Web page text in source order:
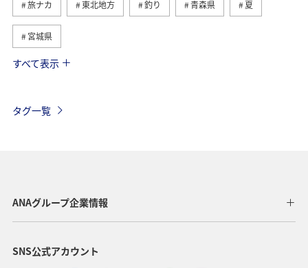
旅ナカ 東北地方 釣り 青森県 夏
宮城県
グルメ
長崎県 沖縄県 自然・植物 神奈川県
兵庫県 お祭り・イベント
すべて表示
タグ一覧
ANAグループ企業情報
SNS公式アカウント